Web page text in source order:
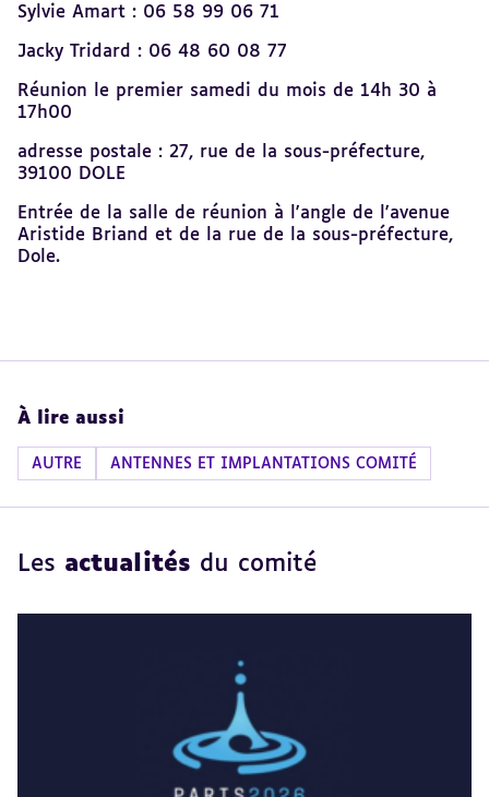
Sylvie Amart : 06 58 99 06 71
Jacky Tridard : 06 48 60 08 77
Réunion le premier samedi du mois de 14h 30 à
17h00
adresse postale : 27, rue de la sous-préfecture,
39100 DOLE
Entrée de la salle de réunion à l'angle de l'avenue
Aristide Briand et de la rue de la sous-préfecture,
Dole.
À lire aussi
AUTRE ANTENNES ET IMPLANTATIONS COMITÉ
Les actualités du comité